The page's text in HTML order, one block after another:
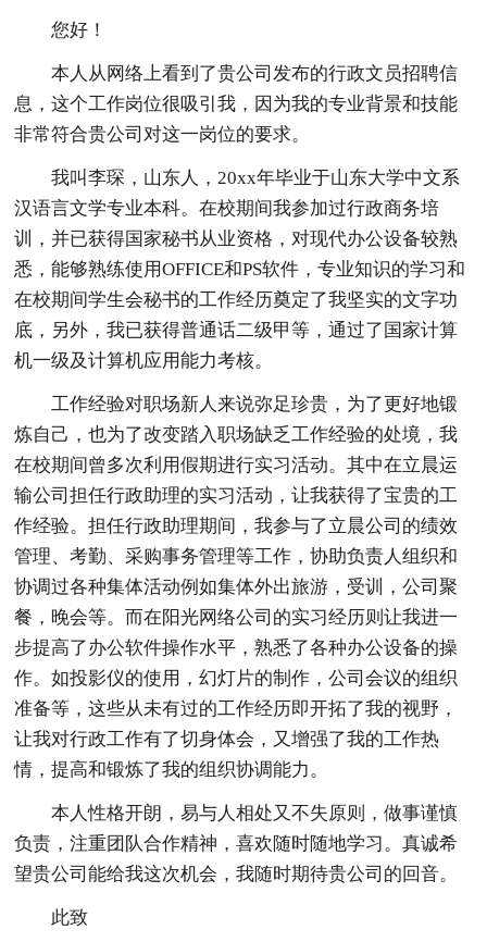
您好！
本人从网络上看到了贵公司发布的行政文员招聘信
息，这个工作岗位很吸引我，因为我的专业背景和技能
非常符合贵公司对这一岗位的要求。
我叫李琛，山东人，20xx年毕业于山东大学中文系
汉语言文学专业本科。在校期间我参加过行政商务培
训，并已获得国家秘书从业资格，对现代办公设备较熟
悉，能够熟练使用OFFICE和PS软件，专业知识的学习和
在校期间学生会秘书的工作经历奠定了我坚实的文字功
底，另外，我已获得普通话二级甲等，通过了国家计算
机一级及计算机应用能力考核。
工作经验对职场新人来说弥足珍贵，为了更好地锻
炼自己，也为了改变踏入职场缺乏工作经验的处境，我
在校期间曾多次利用假期进行实习活动。其中在立晨运
输公司担任行政助理的实习活动，让我获得了宝贵的工
作经验。担任行政助理期间，我参与了立晨公司的绩效
管理、考勤、采购事务管理等工作，协助负责人组织和
协调过各种集体活动例如集体外出旅游，受训，公司聚
餐，晚会等。而在阳光网络公司的实习经历则让我进一
步提高了办公软件操作水平，熟悉了各种办公设备的操
作。如投影仪的使用，幻灯片的制作，公司会议的组织
准备等，这些从未有过的工作经历即开拓了我的视野，
让我对行政工作有了切身体会，又增强了我的工作热
情，提高和锻炼了我的组织协调能力。
本人性格开朗，易与人相处又不失原则，做事谨慎
负责，注重团队合作精神，喜欢随时随地学习。真诚希
望贵公司能给我这次机会，我随时期待贵公司的回音。
此致